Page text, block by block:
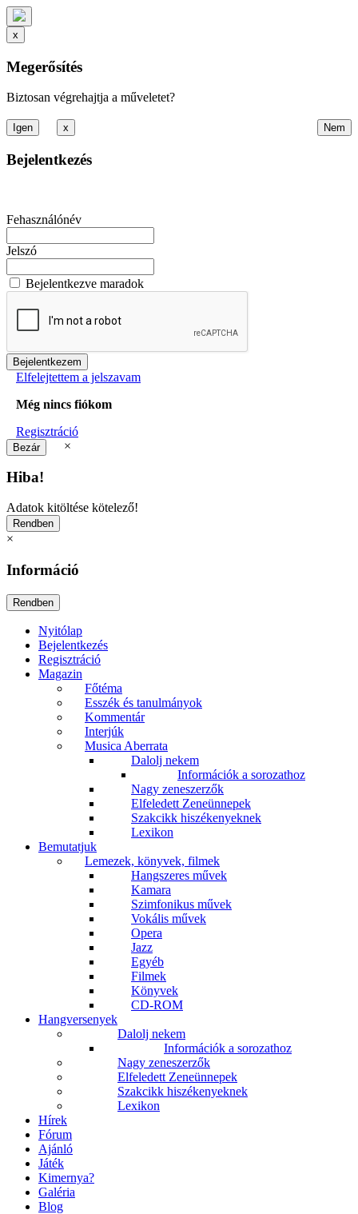
x
Megerősítés
Biztosan végrehajtja a műveletet?
x
Bejelentkezés
Fehasználónév
Jelszó
Bejelentkezve maradok
Elfelejtettem a jelszavam
Még nincs fiókom
Regisztráció
×
Hiba!
Adatok kitöltése kötelező!
×
Információ
Nyitólap
Bejelentkezés
Regisztráció
Magazin
Főtéma
Esszék és tanulmányok
Kommentár
Interjúk
Musica Aberrata
Dalolj nekem
Információk a sorozathoz
Nagy zeneszerzők
Elfeledett Zeneünnepek
Szakcikk hiszékenyeknek
Lexikon
Bemutatjuk
Lemezek, könyvek, filmek
Hangszeres művek
Kamara
Szimfonikus művek
Vokális művek
Opera
Jazz
Egyéb
Filmek
Könyvek
CD-ROM
Hangversenyek
Dalolj nekem
Információk a sorozathoz
Nagy zeneszerzők
Elfeledett Zeneünnepek
Szakcikk hiszékenyeknek
Lexikon
Hírek
Fórum
Ajánló
Játék
Kimernya?
Galéria
Blog